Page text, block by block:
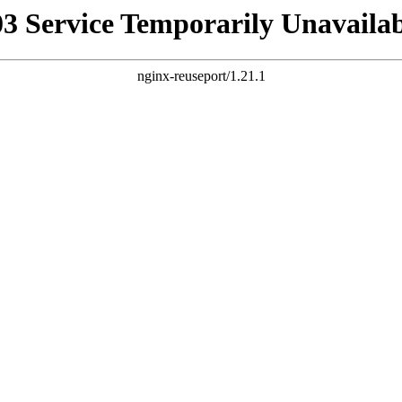
Service Temporarily
nginx-reuseport/1.21.1